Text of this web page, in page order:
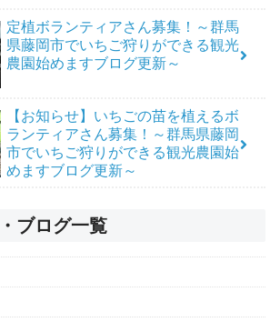
定植ボランティアさん募集！～群馬
県藤岡市でいちご狩りができる観光
農園始めますブログ更新～
【お知らせ】いちごの苗を植えるボ
ランティアさん募集！～群馬県藤岡
市でいちご狩りができる観光農園始
めますブログ更新～
ブログ一覧